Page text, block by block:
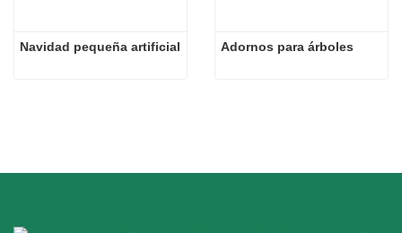
Navidad pequeña artificial Adornos para árboles